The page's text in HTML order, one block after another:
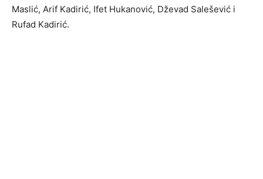
Maslić, Arif Kadirić, Ifet Hukanović, Dževad Salešević i
Rufad Kadirić.